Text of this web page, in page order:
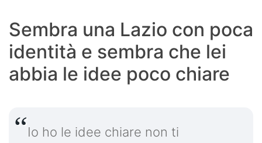
Sembra una Lazio con poca
identità e sembra che lei
abbia le idee poco chiare
Io ho le idee chiare non ti